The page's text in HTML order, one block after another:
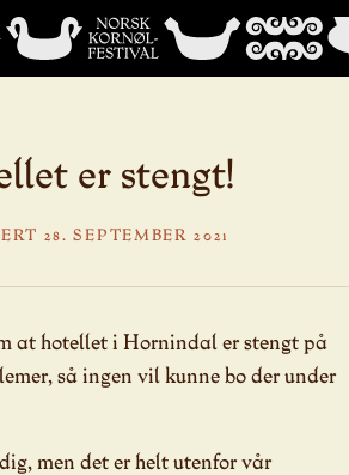
er stengt!
28. SEPTEMBER 2021
at hotellet i Hornindal er stengt på
så ingen vil kunne bo der under
men det er helt utenfor vår